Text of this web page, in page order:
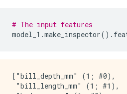
    island
    sex
Variable Importance:
# The input features
model_1 .make_inspector().
["bill_depth_mm" (1; #0),
"bill_length_mm" (1; #1),